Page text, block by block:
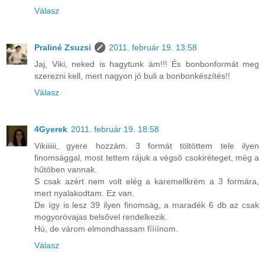
Válasz
Praliné Zsuzsi
2011. február 19. 13:58
Jaj, Viki, neked is hagytunk ám!!! És bonbonformát meg
szerezni kell, mert nagyon jó buli a bonbonkészítés!!
Válasz
4Gyerek 2011. február 19. 18:58
Vikiiiiii, gyere hozzám. 3 formát töltöttem tele ilyen
finomsággal, most tettem rájuk a végső csokiréteget, még a
hűtőben vannak.
S csak azért nem volt elég a karemellkrém a 3 formára,
mert nyalakodtam. Ez van.
De így is lesz 39 ilyen finomság, a maradék 6 db az csak
mogyoróvajas belsővel rendelkezik.
Hú, de várom elmondhassam fíííínom.
Válasz